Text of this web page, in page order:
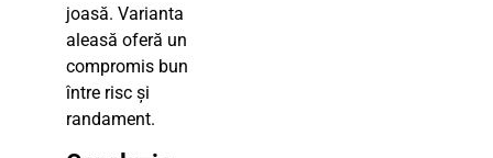
joasă. Varianta
aleasă oferă un
compromis bun
între risc și
randament.